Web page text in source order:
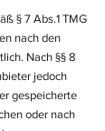
§ 7 Abs.1 TMG
nach den
Nach §§ 8
jedoch
gespeicherte
oder nach